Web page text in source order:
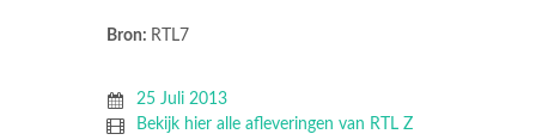
Bron: RTL7
25 Juli 2013
Bekijk hier alle afleveringen van RTL Z